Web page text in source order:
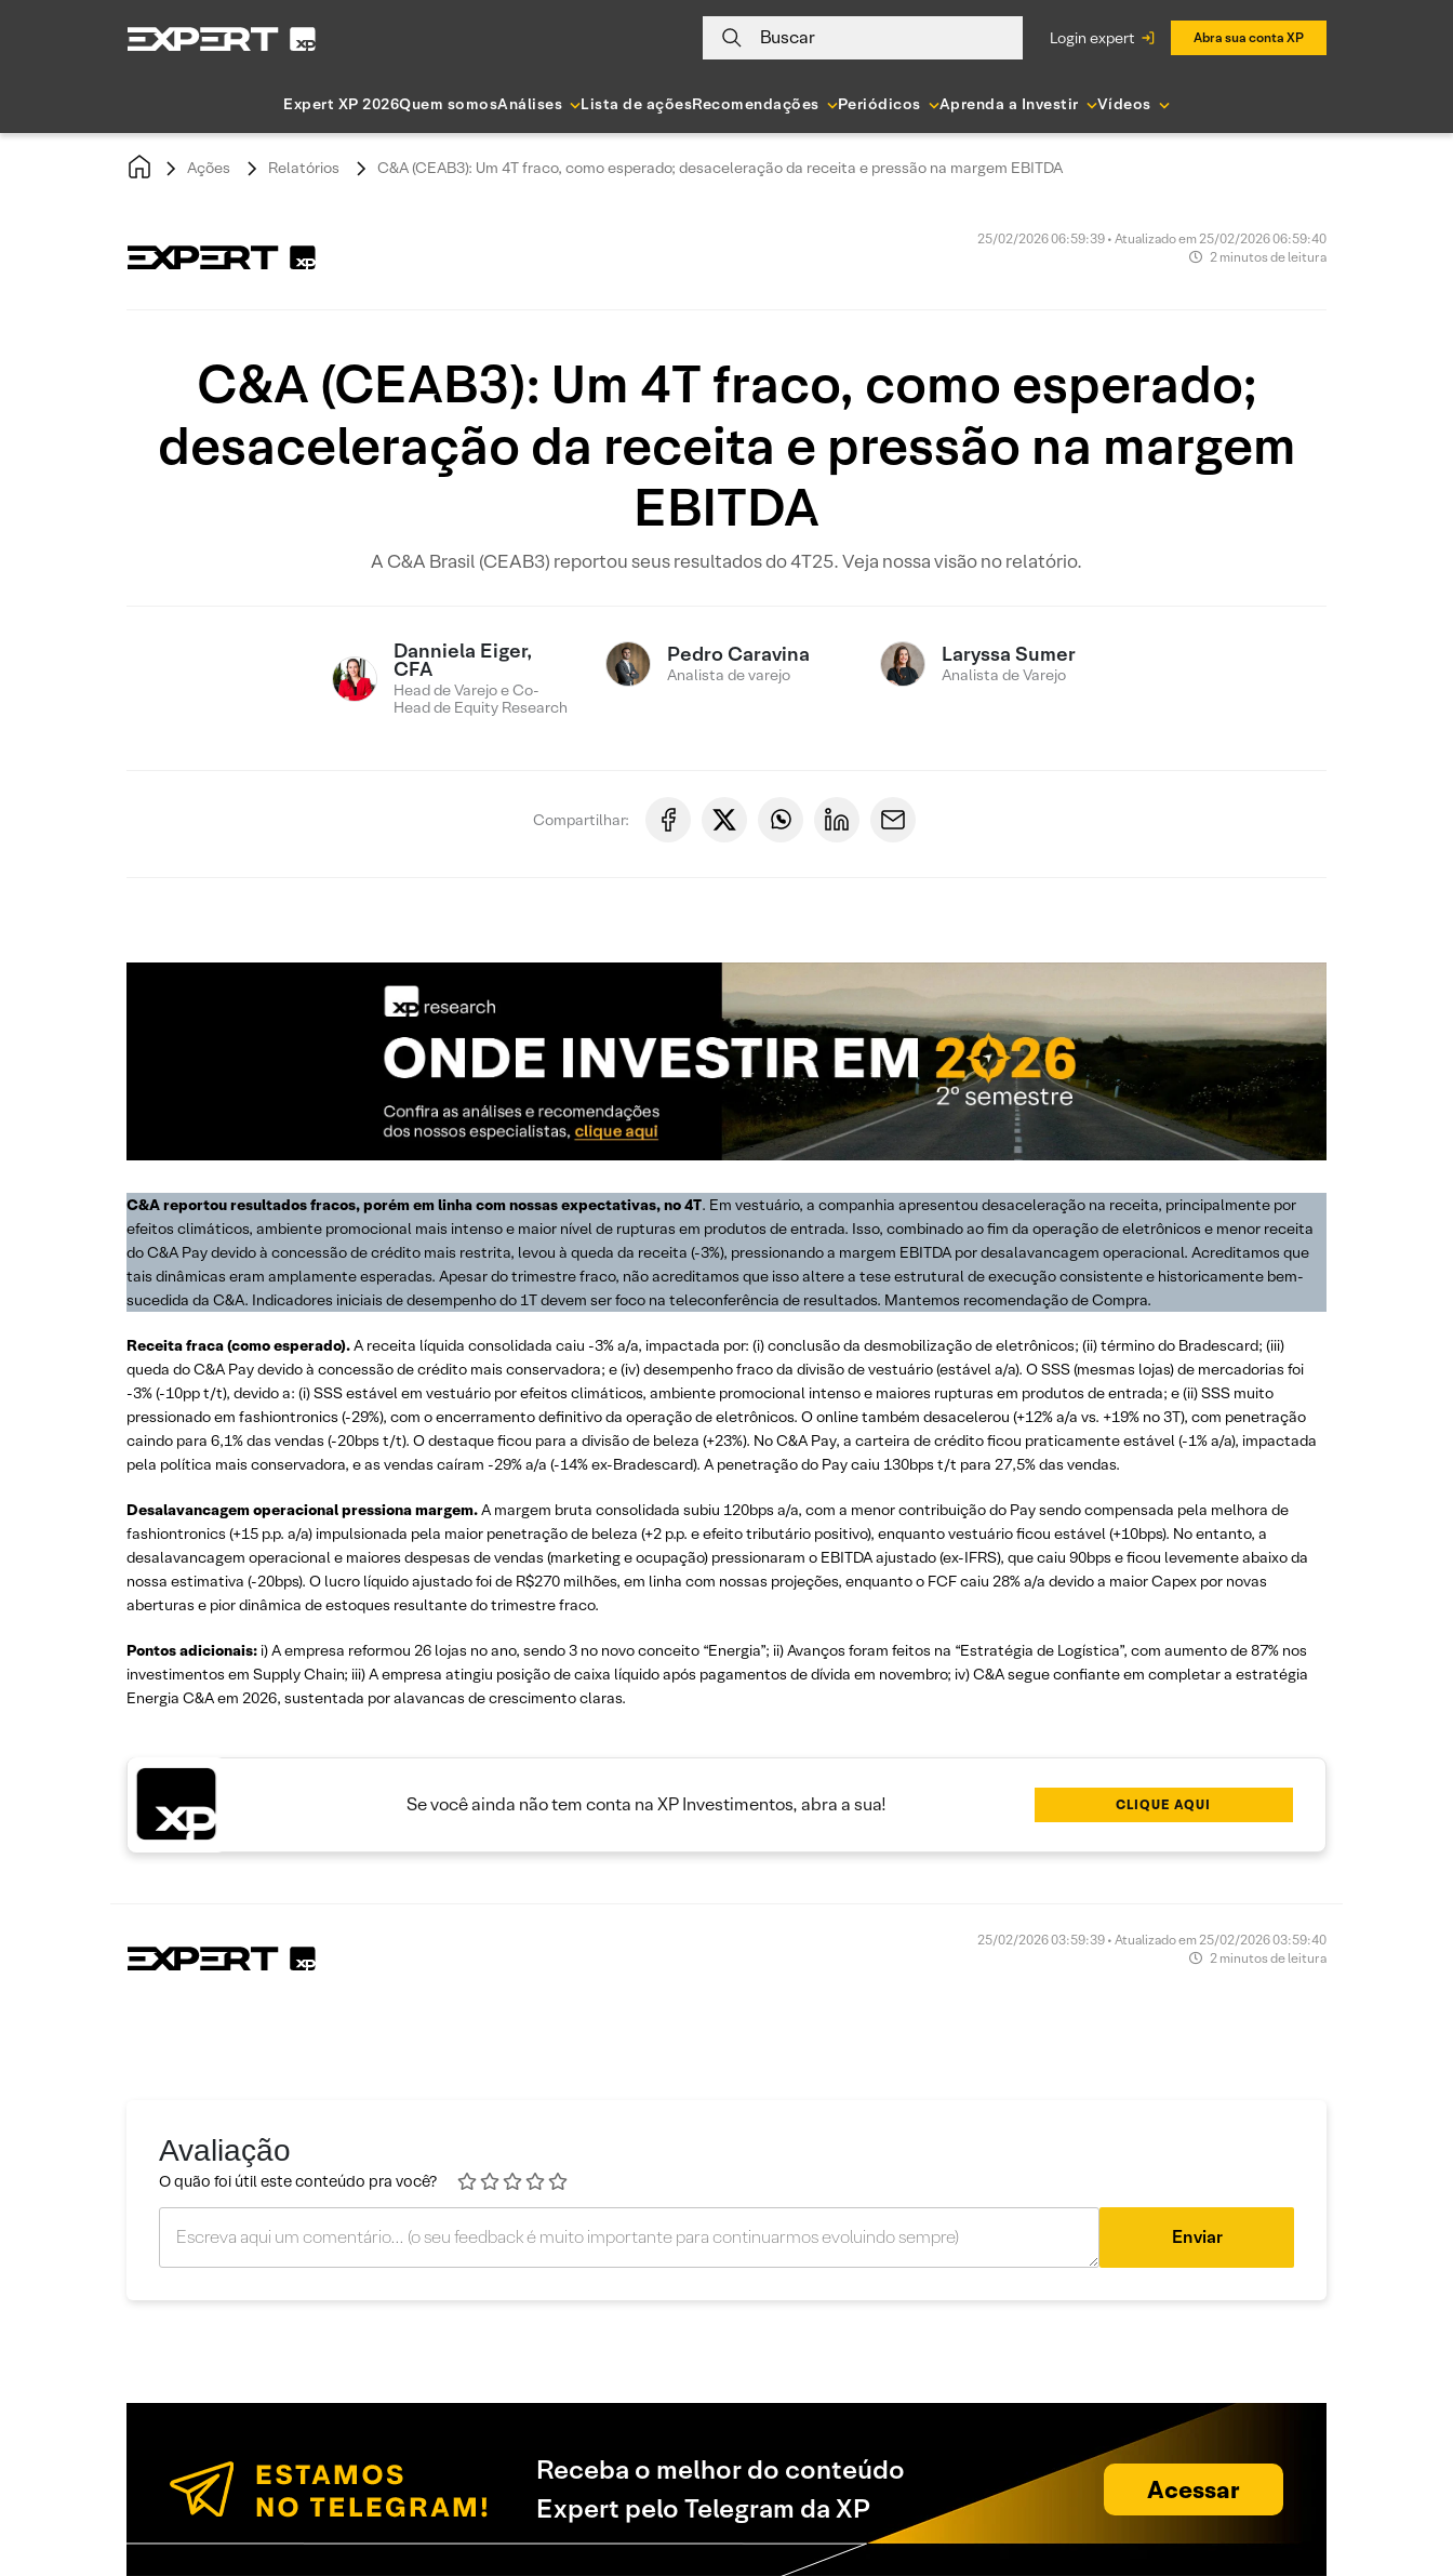
Buscar login expert Abra sua conta XP
Expert XP 2026Quem somosAnálises Lista de açõesRecomendações Periódicos Aprenda a Investir Vídeos
Ações Relatórios C&A (CEAB3): Um 4T fraco, como esperado; desaceleração da receita e pressão na margem EBITDA
25/02/2026 06:59:39 • Atualizado em 25/02/2026 06:59:40
2 minutos de leitura
C&A (CEAB3): Um 4T fraco, como esperado;
desaceleração da receita e pressão na margem
EBITDA
A C&A Brasil (CEAB3) reportou seus resultados do 4T25. Veja nossa visão no relatório.
Danniela Eiger,
CFA
Head de Varejo e Co-
Head de Equity Research
Pedro Caravina
Analista de varejo
Laryssa Sumer
Analista de Varejo
Compartilhar:
C&A reportou resultados fracos, porém em linha com nossas expectativas, no 4T. Em vestuário, a companhia apresentou desaceleração na receita, principalmente por
efeitos climáticos, ambiente promocional mais intenso e maior nível de rupturas em produtos de entrada. Isso, combinado ao fim da operação de eletrônicos e menor receita
do C&A Pay devido à concessão de crédito mais restrita, levou à queda da receita (-3%), pressionando a margem EBITDA por desalavancagem operacional. Acreditamos que
tais dinâmicas eram amplamente esperadas. Apesar do trimestre fraco, não acreditamos que isso altere a tese estrutural de execução consistente e historicamente bem-
sucedida da C&A. Indicadores iniciais de desempenho do 1T devem ser foco na teleconferência de resultados. Mantemos recomendação de Compra.
Receita fraca (como esperado).A receita líquida consolidada caiu -3% a/a, impactada por: (i) conclusão da desmobilização de eletrônicos; (ii) término do Bradescard; (iii)
queda do C&A Pay devido à concessão de crédito mais conservadora; e (iv) desempenho fraco da divisão de vestuário (estável a/a). O SSS (mesmas lojas) de mercadorias foi
-3% (-10pp t/t), devido a: (i) SSS estável em vestuário por efeitos climáticos, ambiente promocional intenso e maiores rupturas em produtos de entrada; e (ii) SSS muito
pressionado em fashiontronics (-29%), com o encerramento definitivo da operação de eletrônicos. O online também desacelerou (+12% a/a vs. +19% no 3T), com penetração
caindo para 6,1% das vendas (-20bps t/t). O destaque ficou para a divisão de beleza (+23%). No C&A Pay, a carteira de crédito ficou praticamente estável (-1% a/a), impactada
pela política mais conservadora, e as vendas caíram -29% a/a (-14% ex-Bradescard). A penetração do Pay caiu 130bps t/t para 27,5% das vendas.
Desalavancagem operacional pressiona margem.A margem bruta consolidada subiu 120bps a/a, com a menor contribuição do Pay sendo compensada pela melhora de
fashiontronics (+15 p.p. a/a) impulsionada pela maior penetração de beleza (+2 p.p. e efeito tributário positivo), enquanto vestuário ficou estável (+10bps). No entanto, a
desalavancagem operacional e maiores despesas de vendas (marketing e ocupação) pressionaram o EBITDA ajustado (ex-IFRS), que caiu 90bps e ficou levemente abaixo da
nossa estimativa (-20bps). O lucro líquido ajustado foi de R$270 milhões, em linha com nossas projeções, enquanto o FCF caiu 28% a/a devido a maior Capex por novas
aberturas e pior dinâmica de estoques resultante do trimestre fraco.
Pontos adicionais: i) A empresa reformou 26 lojas no ano, sendo 3 no novo conceito “Energia”; ii) Avanços foram feitos na “Estratégia de Logística”, com aumento de 87% nos
investimentos em Supply Chain; iii) A empresa atingiu posição de caixa líquido após pagamentos de dívida em novembro; iv) C&A segue confiante em completar a estratégia
Energia C&A em 2026, sustentada por alavancas de crescimento claras.
Se você ainda não tem conta na XP Investimentos, abra a sua! CLIQUE AQUI
25/02/2026 03:59:39 • Atualizado em 25/02/2026 03:59:40
2 minutos de leitura
Avaliação
O quão foi útil este conteúdo pra você?
Enviar
Receba o melhor do conteúdo
Expert pelo Telegram da XP
Acessar